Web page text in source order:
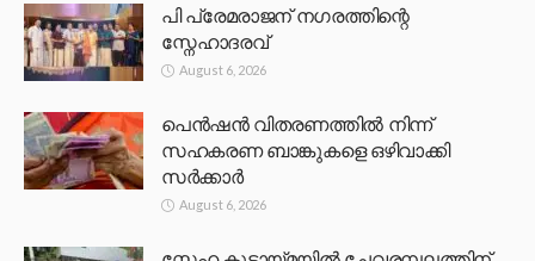
പി പ്രേമരാജന് നഗരത്തിന്റെ
സ്നേഹാദരവ്
August 6, 2026
പെൻഷൻ വിതരണത്തിൽ നിന്ന്
സഹകരണ ബാങ്കുകളെ ഒഴിവാക്കി
സർക്കാർ
August 6, 2026